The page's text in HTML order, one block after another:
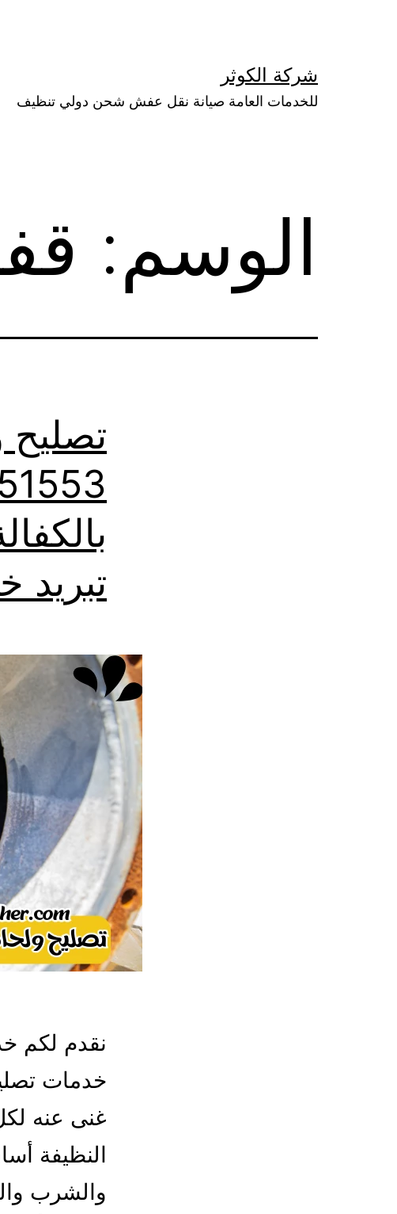
شركة الكوثر
للخدمات العامة صيانة نقل عفش شحن دولي تنظيف
الوسم:
تصليح
تبريد
نقدم لكم
خدمات
غنى عنه
النظيفة
والشرب